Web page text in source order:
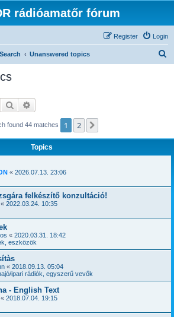
rádióamatőr fórum
Login
Register
Search Unanswered topics
Search
found 44 matches 1 2
Topics
« 2026.07.13. 23:06
felkészítő konzultáció!
« 2022.03.24. 10:35
« 2020.03.31. 18:42
eszközök
« 2018.09.13. 05:04
ipari rádiók, egyszerű vevők
- English Text
« 2018.07.04. 19:15